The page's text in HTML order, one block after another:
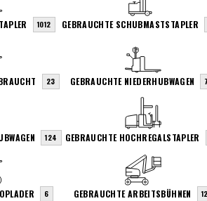
1012 GEBRAUCHTE SCHUBMASTSTAPLER
23 GEBRAUCHTE NIEDERHUBWAGEN
124 GEBRAUCHTE HOCHREGALSTAPLER
6 GEBRAUCHTE ARBEITSBÜHNEN